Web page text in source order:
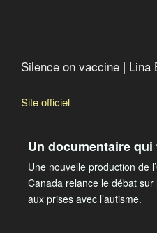
Silence on vaccine | Lina
Site officiel
Un documentaire
Une nouvelle production de
Canada relance le débat
aux prises avec l’autisme.